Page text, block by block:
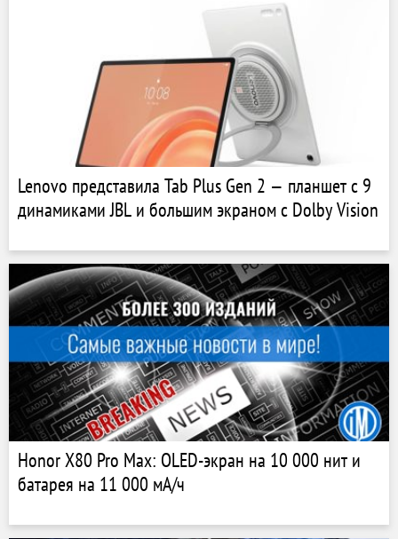
Lenovo представила Tab Plus Gen 2 — планшет с 9
динамиками JBL и большим экраном с Dolby Vision
Honor X80 Pro Max: OLED-экран на 10 000 нит и
батарея на 11 000 мА/ч